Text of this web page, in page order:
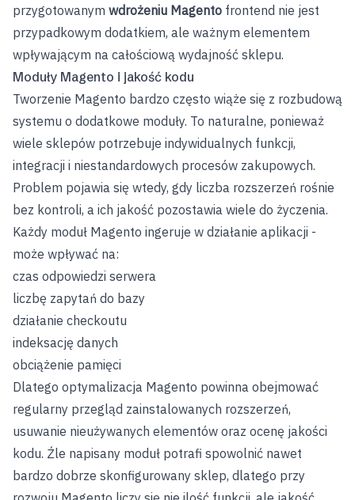
przygotowanym wdrożeniu Magento frontend nie jest
przypadkowym dodatkiem, ale ważnym elementem
wpływającym na całościową wydajność sklepu.
Moduły Magento i jakość kodu
Tworzenie Magento bardzo często wiąże się z rozbudową
systemu o dodatkowe moduły. To naturalne, ponieważ
wiele sklepów potrzebuje indywidualnych funkcji,
integracji i niestandardowych procesów zakupowych.
Problem pojawia się wtedy, gdy liczba rozszerzeń rośnie
bez kontroli, a ich jakość pozostawia wiele do życzenia.
Każdy moduł Magento ingeruje w działanie aplikacji -
może wpływać na:
czas odpowiedzi serwera
liczbę zapytań do bazy
działanie checkoutu
indeksację danych
obciążenie pamięci
Dlatego optymalizacja Magento powinna obejmować
regularny przegląd zainstalowanych rozszerzeń,
usuwanie nieużywanych elementów oraz ocenę jakości
kodu. Źle napisany moduł potrafi spowolnić nawet
bardzo dobrze skonfigurowany sklep, dlatego przy